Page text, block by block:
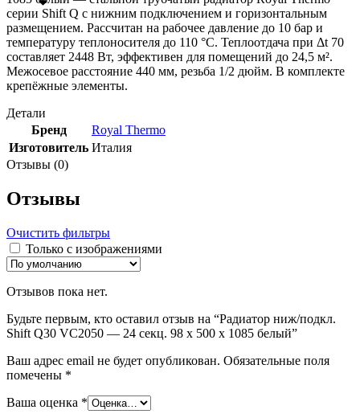
серии Shift Q с нижним подключением и горизонтальным
размещением. Рассчитан на рабочее давление до 10 бар и
температуру теплоносителя до 110 °С. Теплоотдача при Δt 70
составляет 2448 Вт, эффективен для помещений до 24,5 м².
Межосевое расстояние 440 мм, резьба 1/2 дюйм. В комплекте
крепёжные элементы.
Детали
Бренд
Royal Thermo
Изготовитель Италия
Отзывы (0)
Отзывы
Очистить фильтры
Только с изображениями
Отзывов пока нет.
Будьте первым, кто оставил отзыв на “Радиатор ниж/подкл.
Shift Q30 VC2050 — 24 секц. 98 х 500 х 1085 белый”
Ваш адрес email не будет опубликован. Обязательные поля
помечены *
Ваша оценка *